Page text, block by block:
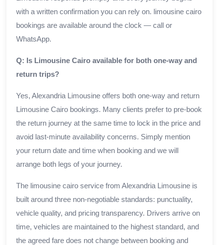
with a written confirmation you can rely on. limousine cairo
bookings are available around the clock — call or
WhatsApp.
Q: Is Limousine Cairo available for both one-way and
return trips?
Yes, Alexandria Limousine offers both one-way and return
Limousine Cairo bookings. Many clients prefer to pre-book
the return journey at the same time to lock in the price and
avoid last-minute availability concerns. Simply mention
your return date and time when booking and we will
arrange both legs of your journey.
The limousine cairo service from Alexandria Limousine is
built around three non-negotiable standards: punctuality,
vehicle quality, and pricing transparency. Drivers arrive on
time, vehicles are maintained to the highest standard, and
the agreed fare does not change between booking and